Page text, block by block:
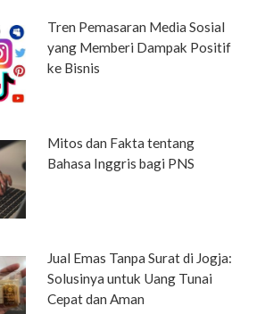
Tren Pemasaran Media Sosial
yang Memberi Dampak Positif
ke Bisnis
Mitos dan Fakta tentang
Bahasa Inggris bagi PNS
Jual Emas Tanpa Surat di Jogja:
Solusinya untuk Uang Tunai
Cepat dan Aman